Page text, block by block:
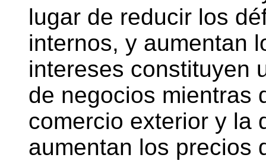
lugar de reducir los
internos, y aumentan
intereses constituyen
de negocios mientras
comercio exterior y la
aumentan los precios